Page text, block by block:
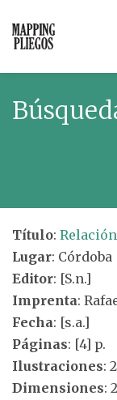
Título:
Lugar: Córdoba
Editor: [S.n.]
Imprenta:
Fecha: [s.a.]
Páginas: [4] p.
Ilustraciones:
Dimensiones: